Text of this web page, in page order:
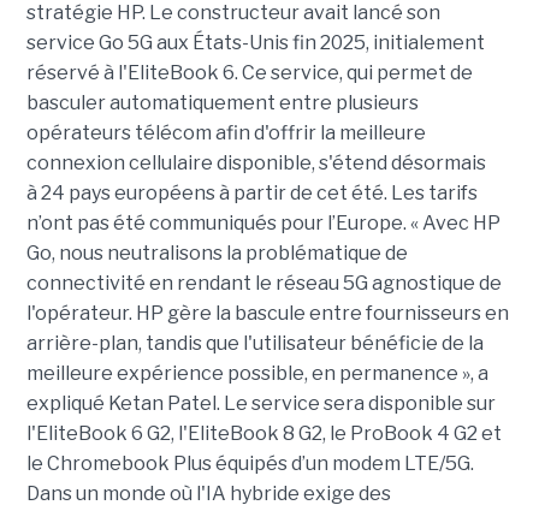
stratégie HP. Le constructeur avait lancé son
service Go 5G aux États-Unis fin 2025, initialement
réservé à l'EliteBook 6. Ce service, qui permet de
basculer automatiquement entre plusieurs
opérateurs télécom afin d'offrir la meilleure
connexion cellulaire disponible, s'étend désormais
à 24 pays européens à partir de cet été. Les tarifs
n’ont pas été communiqués pour l’Europe. « Avec HP
Go, nous neutralisons la problématique de
connectivité en rendant le réseau 5G agnostique de
l'opérateur. HP gère la bascule entre fournisseurs en
arrière-plan, tandis que l'utilisateur bénéficie de la
meilleure expérience possible, en permanence », a
expliqué Ketan Patel. Le service sera disponible sur
l'EliteBook 6 G2, l'EliteBook 8 G2, le ProBook 4 G2 et
le Chromebook Plus équipés d’un modem LTE/5G.
Dans un monde où l'IA hybride exige des